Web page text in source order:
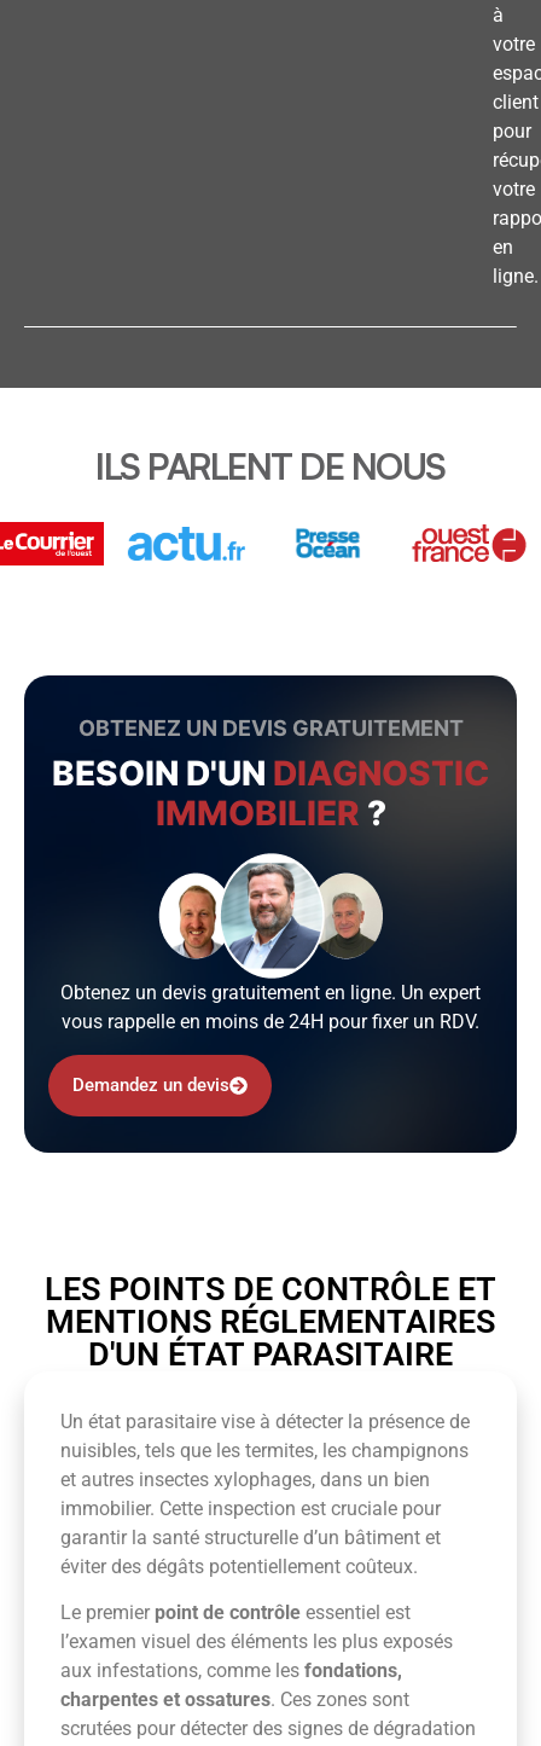
à
votre
client
pour
votre
en
ligne.
ILS PARLENT DE NOUS
OBTENEZ UN DEVIS GRATUITEMENT
BESOIN D'UN DIAGNOSTIC
IMMOBILIER ?
Obtenez un devis gratuitement en ligne. Un expert
vous rappelle en moins de 24H pour fixer un RDV.
Demandez un devis
LES POINTS DE CONTRÔLE ET
MENTIONS RÉGLEMENTAIRES
D'UN ÉTAT PARASITAIRE
Un état parasitaire vise à détecter la présence de
nuisibles, tels que les termites, les champignons
et autres insectes xylophages, dans un bien
immobilier. Cette inspection est cruciale pour
garantir la santé structurelle d’un bâtiment et
éviter des dégâts potentiellement coûteux.
Le premier point de contrôle essentiel est
l’examen visuel des éléments les plus exposés
aux infestations, comme les fondations,
charpentes et ossatures. Ces zones sont
scrutées pour détecter des signes de dégradation